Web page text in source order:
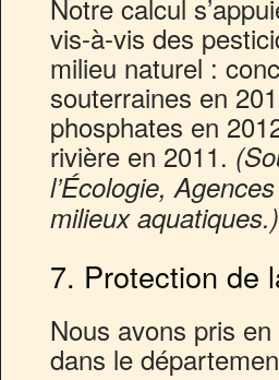
Notre calcul
vis-à-vis des
milieu naturel :
souterraines en
phosphates en
rivière en 2011.
l’Écologie,
milieux aquatiques.)
7. Protection de
Nous avons pris
dans le